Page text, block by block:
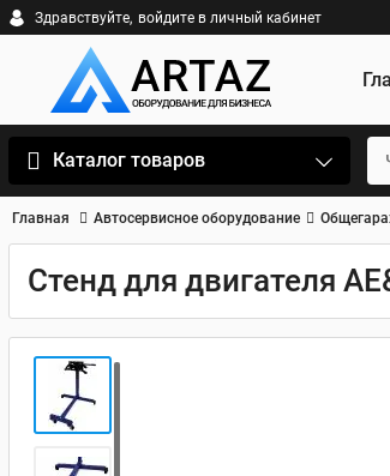
Здравствуйте, войдите в личный кабинет
Каталог товаров
Главная Автосервисное оборудование
Стенд для двигателя